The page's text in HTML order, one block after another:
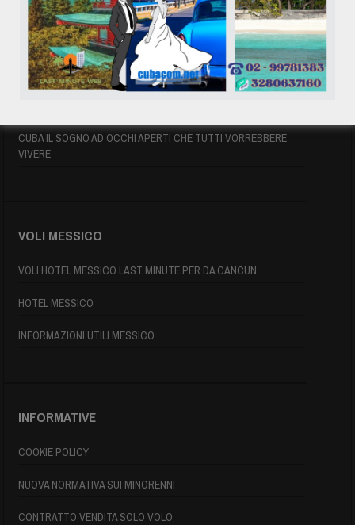
AFFITTO CASE A PLAYA DEL ESTE
ASSICURAZIONE E VISTO CUBA
INFORMAZIONI UTILI
CUBA IL SOGNO AD OCCHI APERTI CHE TUTTI VORREBBERE
VIVERE
VOLI MESSICO
VOLI HOTEL MESSICO LAST MINUTE PER DA CANCUN
HOTEL MESSICO
INFORMAZIONI UTILI MESSICO
INFORMATIVE
COOKIE POLICY
NUOVA NORMATIVA SUI MINORENNI
CONTRATTO VENDITA SOLO VOLO